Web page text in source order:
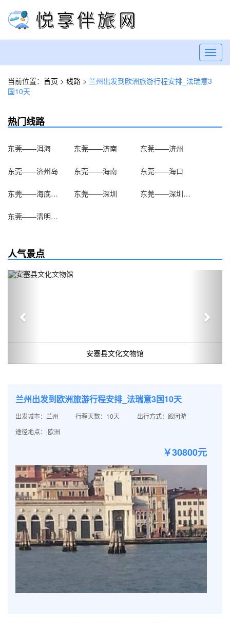
当前位置： 首页 > 线路 > 兰州出发到欧洲旅游行程安排_法瑞意3
国10天
热门线路
东莞——洱海 东莞——济南 东莞——济州
东莞——济州岛 东莞——海南 东莞——海口
东莞——海底世界 东莞——深圳 东莞——深圳海洋世界
东莞——清明上河园
人气景点
安塞县文化文物馆
Previous
兰州出发到欧洲旅游行程安排_法瑞意3国10天
出发城市：兰州 行程天数：10天
出行方式：跟团游
途径地点：|欧洲
￥30800元